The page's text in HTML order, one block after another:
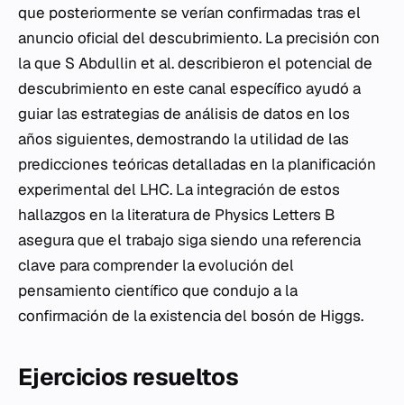
que posteriormente se verían confirmadas tras el
anuncio oficial del descubrimiento. La precisión con
la que S Abdullin et al. describieron el potencial de
descubrimiento en este canal específico ayudó a
guiar las estrategias de análisis de datos en los
años siguientes, demostrando la utilidad de las
predicciones teóricas detalladas en la planificación
experimental del LHC. La integración de estos
hallazgos en la literatura de Physics Letters B
asegura que el trabajo siga siendo una referencia
clave para comprender la evolución del
pensamiento científico que condujo a la
confirmación de la existencia del bosón de Higgs.
Ejercicios resueltos